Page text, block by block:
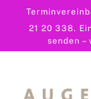
21 20 338.
senden